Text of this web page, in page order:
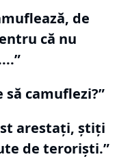
de
că nu
”
să camuflezi?”
arestaţi, ştiţi
de teroriști.”